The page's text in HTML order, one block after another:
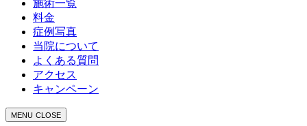
施術一覧
料金
症例写真
当院について
よくある質問
アクセス
キャンペーン
MENU CLOSE